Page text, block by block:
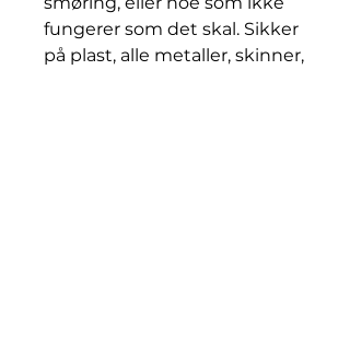
fungerer som det skal. Sikker
på plast, alle metaller, skinner,